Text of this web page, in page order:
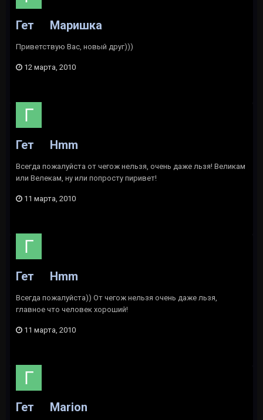
Гет Маришка
Приветствую Вас, новый друг)))
12 марта, 2010
Гет Hmm
Всегда пожалуйста от чегож нельзя, очень даже льзя! Великам
или Велекам, ну или попросту пиривет!
11 марта, 2010
Гет Hmm
Всегда пожалуйста)) От чегож нельзя очень даже льзя,
главное что человек хороший!
11 марта, 2010
Гет Marion